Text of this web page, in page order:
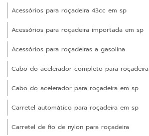
Acessórios para roçadeira 43cc em sp
Acessórios para roçadeira importada em sp
Acessórios para roçadeiras a gasolina
Cabo do acelerador completo para roçadeira
Cabo do acelerador para roçadeira em sp
Carretel automático para roçadeira em sp
Carretel de fio de nylon para roçadeira